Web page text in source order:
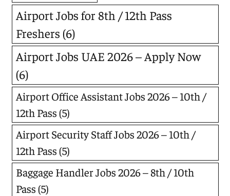
Airport Jobs for 8th / 12th Pass
Freshers (6)
Airport Jobs UAE 2026 – Apply Now
(6)
Airport Office Assistant Jobs 2026 – 10th /
12th Pass(5)
Airport Security Staff Jobs 2026 – 10th /
12th Pass(5)
Baggage Handler Jobs 2026 – 8th / 10th
Pass(5)